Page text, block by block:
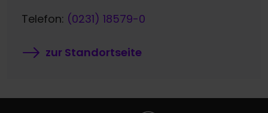
Telefon: (0231) 18579-0
zur Standortseite